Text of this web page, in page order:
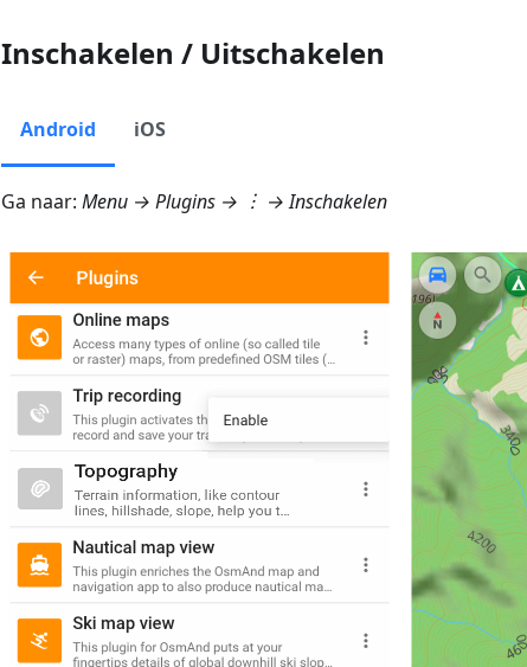
Inschakelen / Uitschakelen
Android iOS
Ga naar: Menu → Plugins → ︙ → Inschakelen